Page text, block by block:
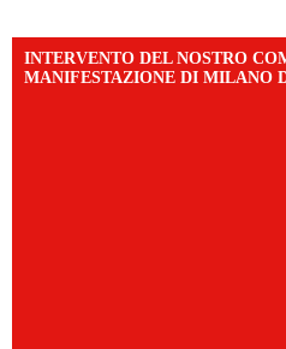
INTERVENTO DEL NOSTRO
MANIFESTAZIONE DI MILANO